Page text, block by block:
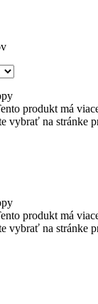
produkt má
vybrať na stránke
produkt má
vybrať na stránke